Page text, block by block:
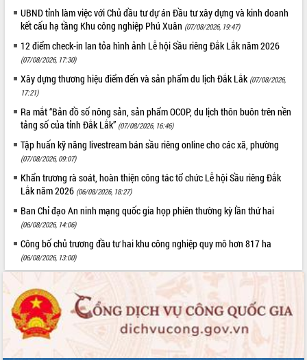
UBND tỉnh làm việc với Chủ đầu tư dự án Đầu tư xây dựng và kinh doanh
kết cấu hạ tầng Khu công nghiệp Phú Xuân (07/08/2026, 19:47)
12 điểm check-in lan tỏa hình ảnh Lễ hội Sầu riêng Đắk Lắk năm 2026
(07/08/2026, 17:30)
Xây dựng thương hiệu điểm đến và sản phẩm du lịch Đắk Lắk (07/08/2026,
17:21)
Ra mắt “Bản đồ số nông sản, sản phẩm OCOP, du lịch thôn buôn trên nền
tảng số của tỉnh Đắk Lắk” (07/08/2026, 16:46)
Tập huấn kỹ năng livestream bán sầu riêng online cho các xã, phường
(07/08/2026, 09:07)
Khẩn trương rà soát, hoàn thiện công tác tổ chức Lễ hội Sầu riêng Đắk
Lắk năm 2026 (06/08/2026, 18:27)
Ban Chỉ đạo An ninh mạng quốc gia họp phiên thường kỳ lần thứ hai
(06/08/2026, 14:06)
Công bố chủ trương đầu tư hai khu công nghiệp quy mô hơn 817 ha
(06/08/2026, 13:00)